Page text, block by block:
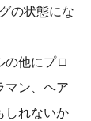
の状態にな
他にプロ
マン、ヘア
しれないか